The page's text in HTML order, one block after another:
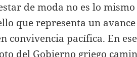
de moda no es lo
que representa un avance
convivencia pacífica. En
del Gobierno griego